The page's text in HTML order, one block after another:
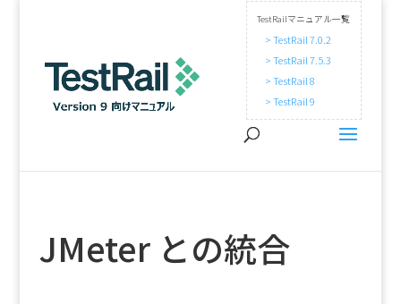
TestRailマニュアル一覧
> TestRail 7.0.2
> TestRail 7.5.3
> TestRail 8
> TestRail 9
JMeter との統合